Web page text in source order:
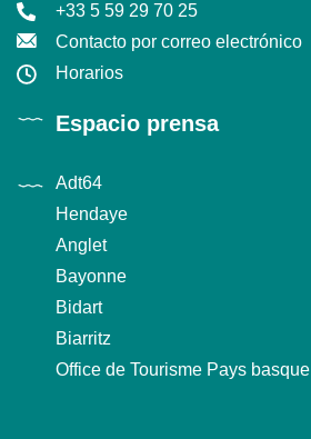
+33 5 59 29 70 25
Contacto por correo electrónico
Horarios
Espacio prensa
Adt64
Hendaye
Anglet
Bayonne
Bidart
Biarritz
Office de Tourisme Pays basque